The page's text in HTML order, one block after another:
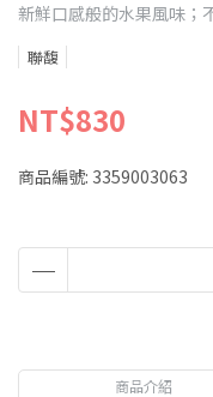
新鮮口感般的水果風味；
聯馥
NT$830
商品編號: 3359003063
商品介紹